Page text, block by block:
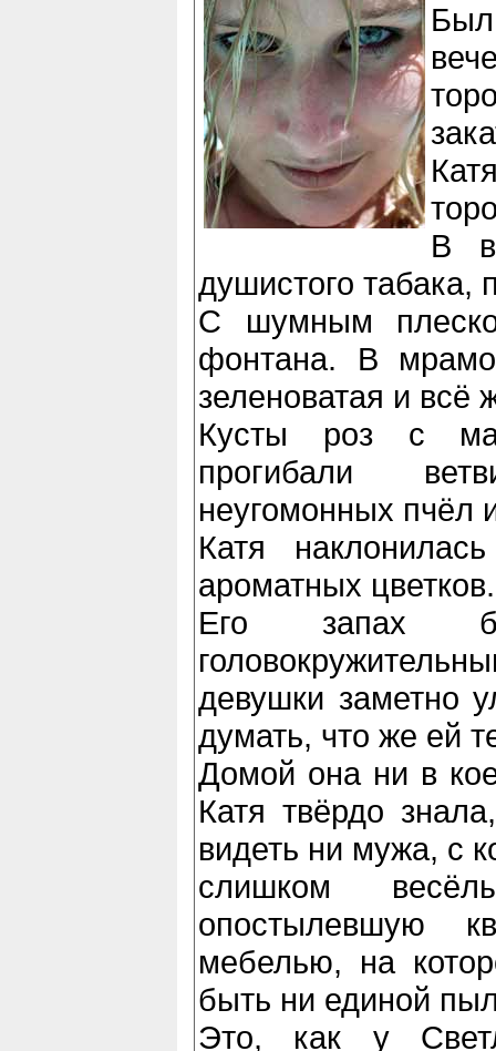
В
душистого табака,
С шумным
фонтана. В
зеленоватая и всё
Кусты роз с
прогибали
неугомонных пчёл
Катя
ароматных цветков.
Его запах
девушки заметно
думать, что же ей
Домой она ни в
Катя твёрдо
видеть ни мужа, с
слишком
опостылевшую
мебелью, на
быть ни единой
Это, как у